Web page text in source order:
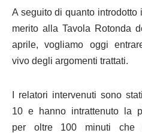
A seguito di quanto introdotto
merito alla Tavola Rotonda
aprile, vogliamo oggi
vivo degli argomenti trattati.
I relatori intervenuti sono
10 e hanno intrattenuto la
per oltre 100 minuti che